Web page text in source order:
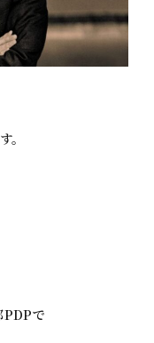
。
PDPで